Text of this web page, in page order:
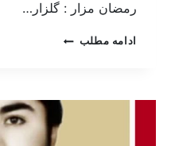
رمضان مزار : گلزار…
ادامه مطلب